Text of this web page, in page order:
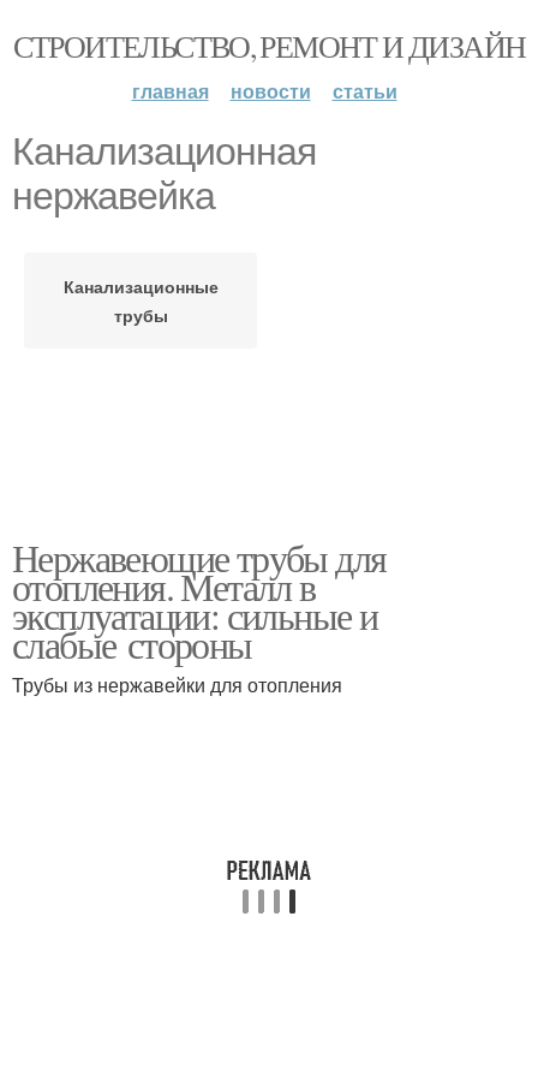
СТРОИТЕЛЬСТВО, РЕМОНТ И ДИЗАЙН
главная новости статьи
Канализационная
нержавейка
Канализационные
трубы
Нержавеющие трубы для
отопления. Металл в
эксплуатации: сильные и
слабые стороны
Трубы из нержавейки для отопления